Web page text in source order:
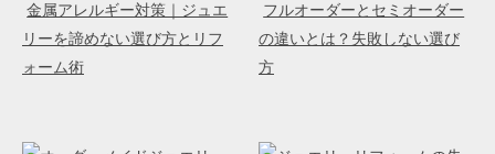
金属アレルギー対策｜ジュエ
リーを諦めない選び方とリフ
ォーム術
フルオーダーとセミオーダー
の違いとは？失敗しない選び
方